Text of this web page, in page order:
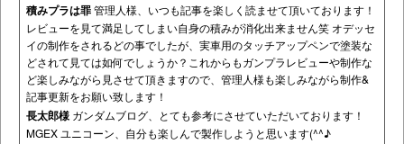
積みプラは罪管理人様、いつも記事を楽しく読ませて頂いております！
レビューを見て満足してしまい自身の積みが消化出来ません笑 オデッセ
イの制作をされるどの事でしたが、実車用のタッチアップペンで塗装な
どされて見ては如何でしょうか？これからもガンプラレビューや制作な
ど楽しみながら見させて頂きますので、管理人様も楽しみながら制作&
記事更新をお願い致します！
長太郎様 ガンダムブログ、とても参考にさせていただいております！
MGEX ユニコーン、自分も楽しんで製作しようと思います(^^♪